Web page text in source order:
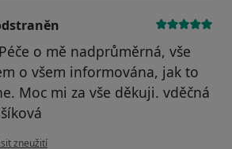
o mě nadprůměrná, vše
o všem informována, jak to
Moc mi za vše děkuji. vděčná
uživatele Váš účet byl odstraněn
zneužití